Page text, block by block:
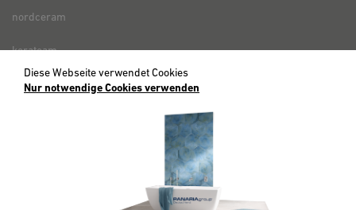
Diese Webseite verwendet Cookies
Nur notwendige Cookies verwenden
nordceram
kerateam
zwei | outdoor